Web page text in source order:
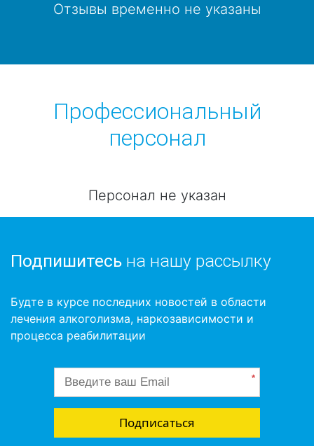
Отзывы временно не указаны
Профессиональный
персонал
Персонал не указан
Подпишитесь на нашу рассылку
Будте в курсе последних новостей в области
лечения алкоголизма, наркозависимости и
процесса реабилитации
*
Подписаться